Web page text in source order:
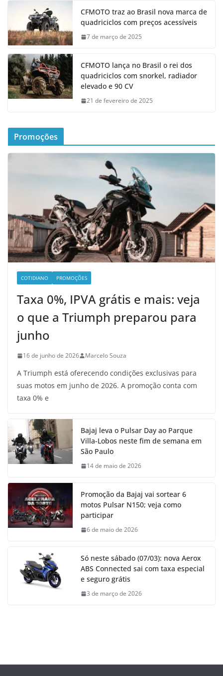
CFMOTO traz ao Brasil nova marca de
quadriciclos com preços acessíveis
7 de março de 2025
CFMOTO lança no Brasil o rei dos
quadriciclos com snorkel, radiador
elevado e 90 CV
21 de fevereiro de 2025
Promoções
COTIDIANO PROMOÇÕES
Taxa 0%, IPVA grátis e mais: veja
o que a Triumph preparou para
junho
16 de junho de 2026 Marcelo Souza
A Triumph está oferecendo condições exclusivas para
suas motos em junho de 2026. A promoção conta com
taxa 0% e
Bajaj leva o Pulsar Day ao Parque
Villa-Lobos neste fim de semana em
São Paulo
14 de maio de 2026
Promoção da Bajaj vai sortear 6
motos Pulsar N150; veja como
participar
6 de maio de 2026
Só neste sábado (07/03): nova Aerox
ABS Connected sai com taxa especial
e seguro grátis
3 de março de 2026